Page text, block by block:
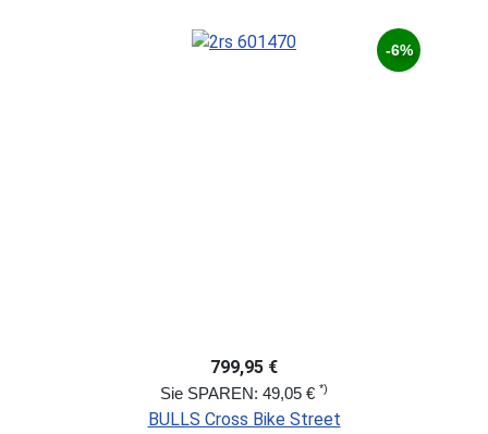
-6%
799,95 €
Sie SPAREN: 49,05 € *)
BULLS Cross Bike Street